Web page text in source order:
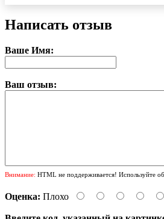
Написать отзыв
Ваше Имя:
Ваш отзыв:
Внимание: HTML не поддерживается! Используйте
Оценка: Плохо